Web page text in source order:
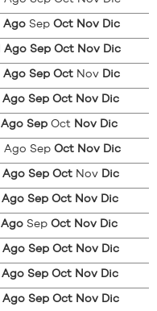
Ago Sep Oct Nov Dic
Ago Sep Oct Nov Dic
Ago Sep Oct Nov Dic
Ago Sep Oct Nov Dic
Ago Sep Oct Nov Dic
Ago Sep Oct Nov Dic
Ago Sep Oct Nov Dic
Ago Sep Oct Nov Dic
Ago Sep Oct Nov Dic
Ago Sep Oct Nov Dic
Ago Sep Oct Nov Dic
Ago Sep Oct Nov Dic